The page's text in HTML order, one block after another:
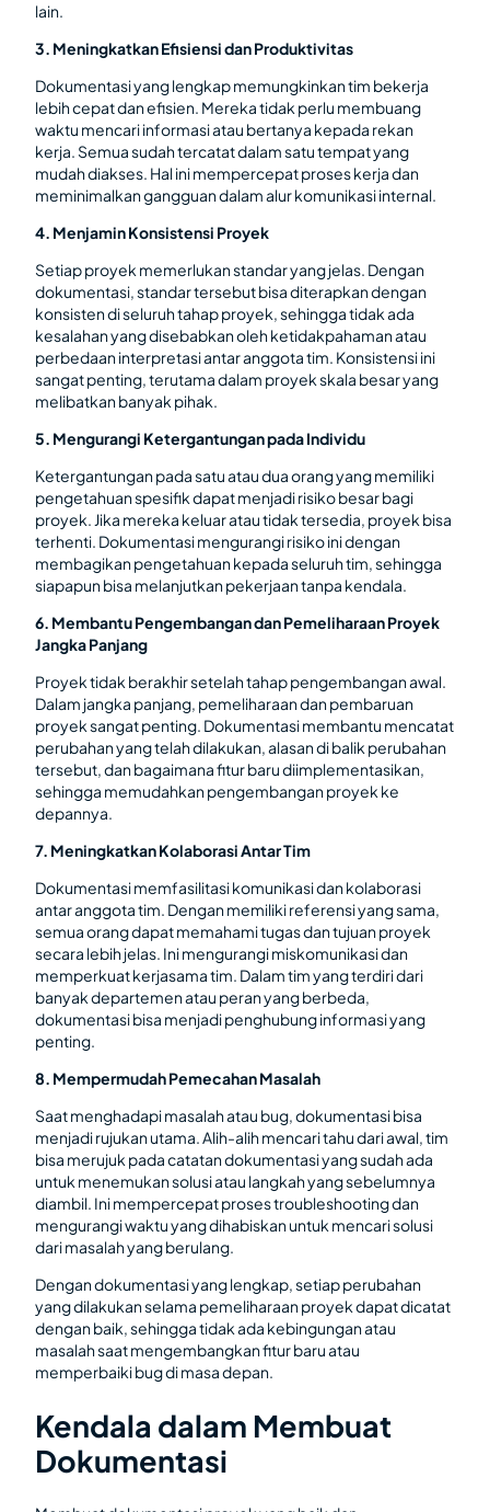
lain.
3. Meningkatkan Efisiensi dan Produktivitas
Dokumentasi yang lengkap memungkinkan tim bekerja
lebih cepat dan efisien. Mereka tidak perlu membuang
waktu mencari informasi atau bertanya kepada rekan
kerja. Semua sudah tercatat dalam satu tempat yang
mudah diakses. Hal ini mempercepat proses kerja dan
meminimalkan gangguan dalam alur komunikasi internal.
4. Menjamin Konsistensi Proyek
Setiap proyek memerlukan standar yang jelas. Dengan
dokumentasi, standar tersebut bisa diterapkan dengan
konsisten di seluruh tahap proyek, sehingga tidak ada
kesalahan yang disebabkan oleh ketidakpahaman atau
perbedaan interpretasi antar anggota tim. Konsistensi ini
sangat penting, terutama dalam proyek skala besar yang
melibatkan banyak pihak.
5. Mengurangi Ketergantungan pada Individu
Ketergantungan pada satu atau dua orang yang memiliki
pengetahuan spesifik dapat menjadi risiko besar bagi
proyek. Jika mereka keluar atau tidak tersedia, proyek bisa
terhenti. Dokumentasi mengurangi risiko ini dengan
membagikan pengetahuan kepada seluruh tim, sehingga
siapapun bisa melanjutkan pekerjaan tanpa kendala.
6. Membantu Pengembangan dan Pemeliharaan Proyek
Jangka Panjang
Proyek tidak berakhir setelah tahap pengembangan awal.
Dalam jangka panjang, pemeliharaan dan pembaruan
proyek sangat penting. Dokumentasi membantu mencatat
perubahan yang telah dilakukan, alasan di balik perubahan
tersebut, dan bagaimana fitur baru diimplementasikan,
sehingga memudahkan pengembangan proyek ke
depannya.
7. Meningkatkan Kolaborasi Antar Tim
Dokumentasi memfasilitasi komunikasi dan kolaborasi
antar anggota tim. Dengan memiliki referensi yang sama,
semua orang dapat memahami tugas dan tujuan proyek
secara lebih jelas. Ini mengurangi miskomunikasi dan
memperkuat kerjasama tim. Dalam tim yang terdiri dari
banyak departemen atau peran yang berbeda,
dokumentasi bisa menjadi penghubung informasi yang
penting.
8. Mempermudah Pemecahan Masalah
Saat menghadapi masalah atau bug, dokumentasi bisa
menjadi rujukan utama. Alih-alih mencari tahu dari awal, tim
bisa merujuk pada catatan dokumentasi yang sudah ada
untuk menemukan solusi atau langkah yang sebelumnya
diambil. Ini mempercepat proses troubleshooting dan
mengurangi waktu yang dihabiskan untuk mencari solusi
dari masalah yang berulang.
Dengan dokumentasi yang lengkap, setiap perubahan
yang dilakukan selama pemeliharaan proyek dapat dicatat
dengan baik, sehingga tidak ada kebingungan atau
masalah saat mengembangkan fitur baru atau
memperbaiki bug di masa depan.
Kendala dalam Membuat
Dokumentasi